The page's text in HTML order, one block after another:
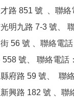
路 851 號 、聯
明九路 7-3 號、
56 號 、聯絡電
號、 聯絡電話
府路 59 號、 聯
興路 182 號 、聯